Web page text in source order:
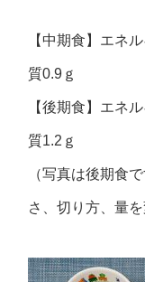
【中期食】エ
質0.9ｇ
【後期食】エ
質1.2ｇ
（写真は後期食
さ、切り方、量